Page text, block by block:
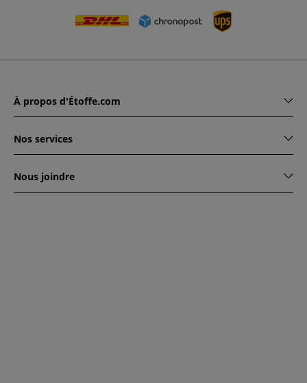
À propos d'Étoffe.com
Nos services
Nous joindre